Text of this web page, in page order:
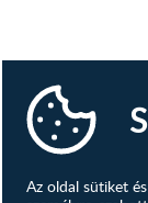
Az oldal sütiket